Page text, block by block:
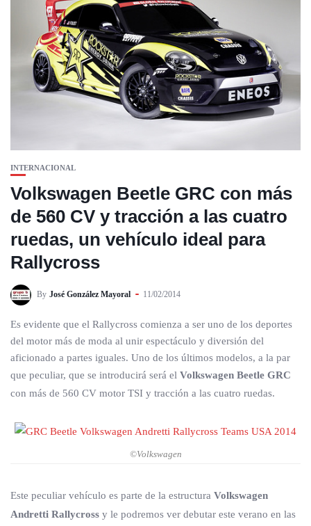
INTERNACIONAL
Volkswagen Beetle GRC con más
de 560 CV y tracción a las cuatro
ruedas, un vehículo ideal para
Rallycross
By José González Mayoral 11/02/2014
Es evidente que el Rallycross comienza a ser uno de los deportes
del motor más de moda al unir espectáculo y diversión del
aficionado a partes iguales. Uno de los últimos modelos, a la par
que peculiar, que se introducirá será el Volkswagen Beetle GRC
con más de 560 CV motor TSI y tracción a las cuatro ruedas.
©Volkswagen
Este peculiar vehículo es parte de la estructura Volkswagen
Andretti Rallycross y le podremos ver debutar este verano en las